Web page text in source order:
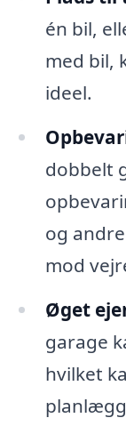
én bil,
med bil,
ideel.
dobbelt
og
mod
Øget
garage
hvilket